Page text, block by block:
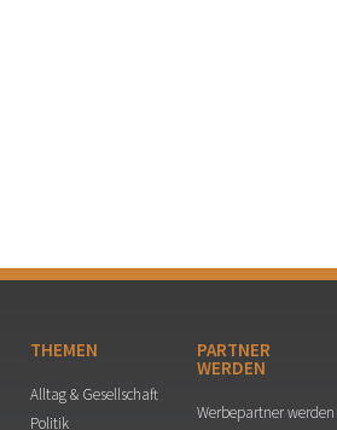
THEMEN
Alltag & Gesellschaft
Politik
PARTNER
WERDEN
Werbepartner werden